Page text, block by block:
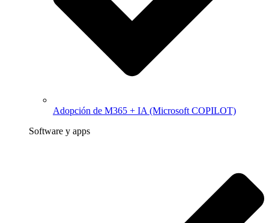
Adopción de M365 + IA (Microsoft COPILOT)
Software y apps